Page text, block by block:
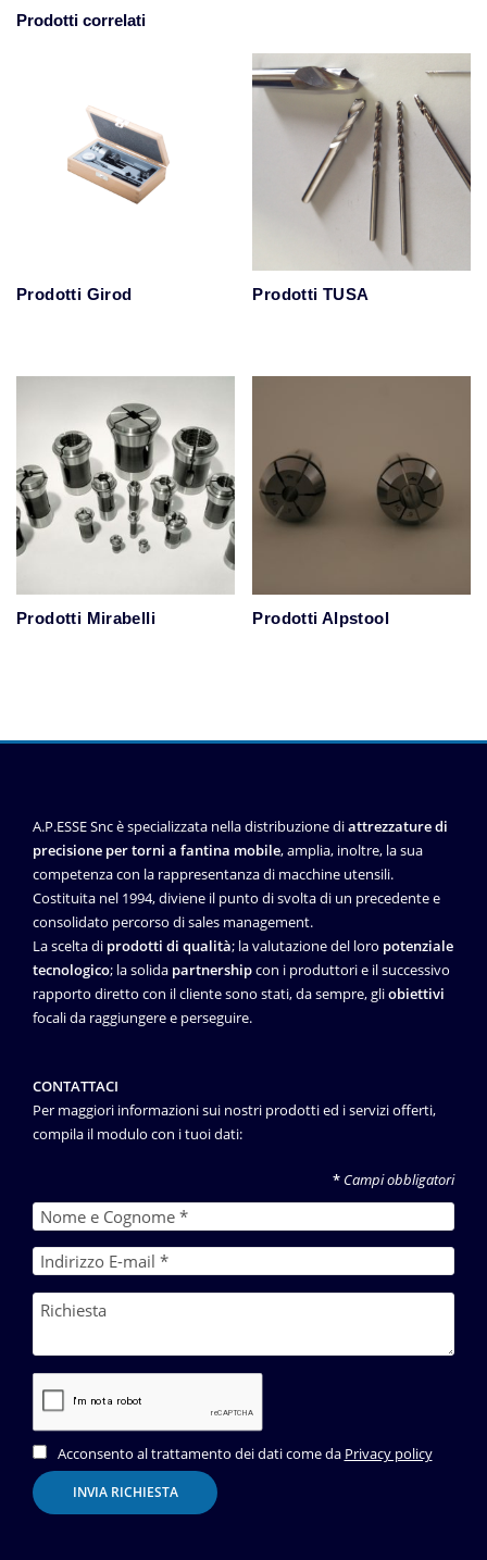
Prodotti correlati
Prodotti Girod Prodotti TUSA
Prodotti Mirabelli Prodotti Alpstool
A.P.ESSE Snc è specializzata nella distribuzione diattrezzature di
precisione per torni a fantina mobile, amplia, inoltre, la sua
competenza con la rappresentanza di macchine utensili.
Costituita nel 1994, diviene il punto di svolta di un precedente e
consolidato percorso di sales management.
La scelta di prodotti di qualità; la valutazione del loro potenziale
tecnologico; la solida partnershipcon i produttori e il successivo
rapporto diretto con il cliente sono stati, da sempre, gliobiettivi
focali da raggiungere e perseguire.
CONTATTACI
Per maggiori informazioni sui nostri prodotti ed i servizi offerti,
compila il modulo con i tuoi dati:
* Campi obbligatori
Acconsento al trattamento dei dati come da Privacy policy